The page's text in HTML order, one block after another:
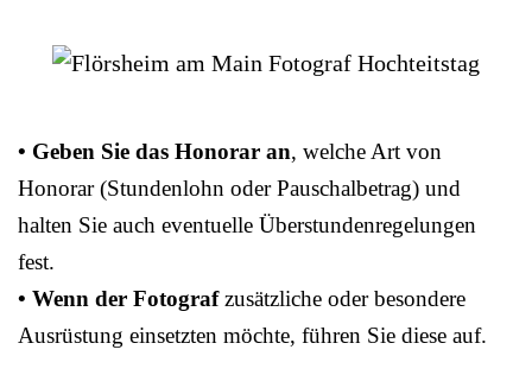
• Geben Sie das Honorar an, welche Art von
Honorar (Stundenlohn oder Pauschalbetrag) und
halten Sie auch eventuelle Überstundenregelungen
fest.
• Wenn der Fotografzusätzliche oder besondere
Ausrüstung einsetzten möchte, führen Sie diese auf.